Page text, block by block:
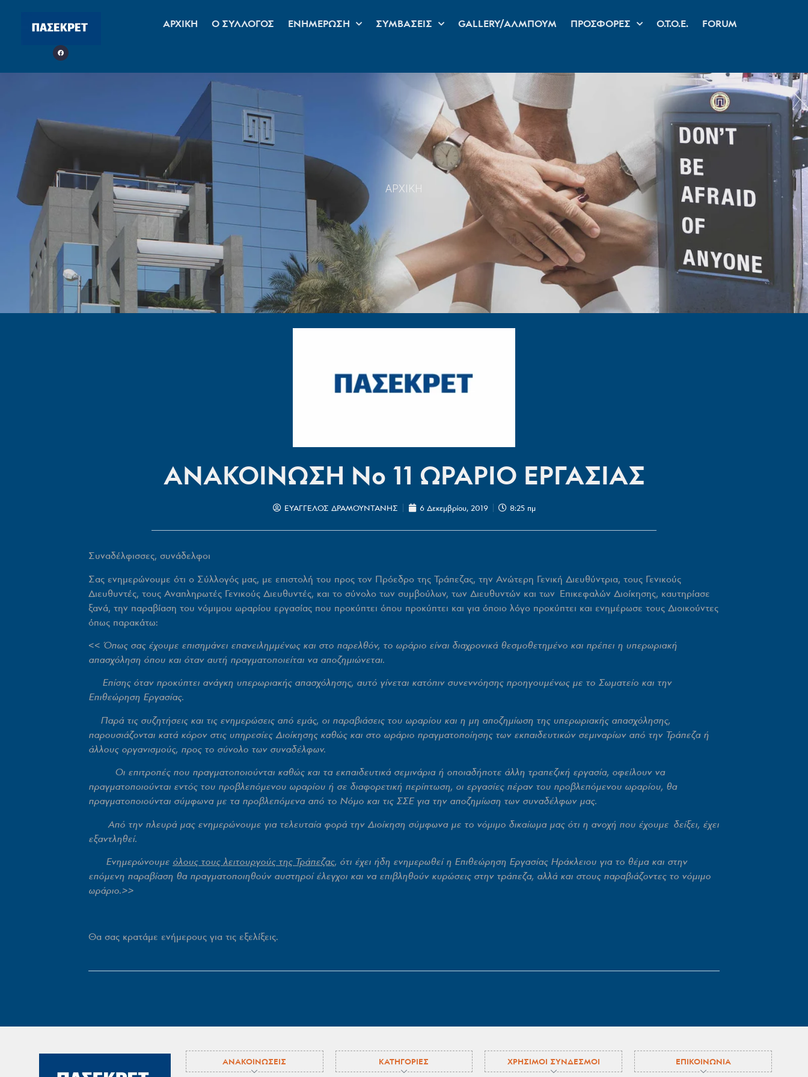
ΑΡΧΙΚΗ Ο ΣΥΛΛΟΓΟΣ ΕΝΗΜΕΡΩΣΗ ΣΥΜΒΑΣΕΙΣ GALLERY/ΑΛΜΠΟΥΜ ΠΡΟΣΦΟΡΕΣ Ο.Τ.Ο.Ε. FORUM
ΑΡΧΙΚΗ
ΑΝΑΚΟΙΝΩΣΗ Νο 11 ΩΡΑΡΙΟ ΕΡΓΑΣΙΑΣ
ΕΥΑΓΓΕΛΟΣ ΔΡΑΜΟΥΝΤΑΝΗΣ 6 Δεκεμβρίου, 2019 8:25 πμ
Συναδέλφισσες, συνάδελφοι
Σας ενημερώνουμε ότι ο Σύλλογός μας, με επιστολή του προς τον Πρόεδρο της Τράπεζας, την Ανώτερη Γενική Διευθύντρια, τους Γενικούς
Διευθυντές, τους Αναπληρωτές Γενικούς Διευθυντές, και το σύνολο των συμβούλων, των Διευθυντών και των Επικεφαλών Διοίκησης, καυτηρίασε
ξανά, την παραβίαση του νόμιμου ωραρίου εργασίας που προκύπτει όπου προκύπτει και για όποιο λόγο προκύπτει και ενημέρωσε τους Διοικούντες
όπως παρακάτω:
<< Όπως σας έχουμε επισημάνει επανειλημμένως και στο παρελθόν, το ωράριο είναι διαχρονικά θεσμοθετημένο και πρέπει η υπερωριακή
απασχόληση όπου και όταν αυτή πραγματοποιείται να αποζημιώνεται.
Επίσης όταν προκύπτει ανάγκη υπερωριακής απασχόλησης, αυτό γίνεται κατόπιν συνεννόησης προηγουμένως με το Σωματείο και την
Επιθεώρηση Εργασίας.
Παρά τις συζητήσεις και τις ενημερώσεις από εμάς, οι παραβιάσεις του ωραρίου και η μη αποζημίωση της υπερωριακής απασχόλησης,
παρουσιάζονται κατά κόρον στις υπηρεσίες Διοίκησης καθώς και στο ωράριο πραγματοποίησης των εκπαιδευτικών σεμιναρίων από την Τράπεζα ή
άλλους οργανισμούς, προς το σύνολο των συναδέλφων.
Οι επιτροπές που πραγματοποιούνται καθώς και τα εκπαιδευτικά σεμινάρια ή οποιαδήποτε άλλη τραπεζική εργασία, οφείλουν να
πραγματοποιούνται εντός του προβλεπόμενου ωραρίου ή σε διαφορετική περίπτωση, οι εργασίες πέραν του προβλεπόμενου ωραρίου, θα
πραγματοποιούνται σύμφωνα με τα προβλεπόμενα από το Νόμο και τις ΣΣΕ για την αποζημίωση των συναδέλφων μας.
Από την πλευρά μας ενημερώνουμε για τελευταία φορά την Διοίκηση σύμφωνα με το νόμιμο δικαίωμα μας ότι η ανοχή που έχουμε δείξει, έχει
εξαντληθεί.
Ενημερώνουμε όλους τους λειτουργούς της Τράπεζας, ότι έχει ήδη ενημερωθεί η Επιθεώρηση Εργασίας Ηράκλειου για το θέμα και στην
επόμενη παραβίαση θα πραγματοποιηθούν αυστηροί έλεγχοι και να επιβληθούν κυρώσεις στην τράπεζα, αλλά και στους παραβιάζοντες το νόμιμο
ωράριο.>>
Θa σας κρατάμε ενήμερους για τις εξελίξεις.
ΑΝΑΚΟΙΝΩΣΕΙΣ ΚΑΤΗΓΟΡΙΕΣ ΧΡΗΣΙΜΟΙ ΣΥΝΔΕΣΜΟΙ ΕΠΙΚΟΙΝΩΝΙΑ